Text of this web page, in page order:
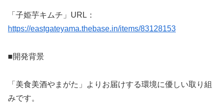
「子姫芋キムチ」URL：
https://eastgateyama.thebase.in/items/83128153
■開発背景
「美食美酒やまがた」よりお届けする環境に優しい取り組
みです。